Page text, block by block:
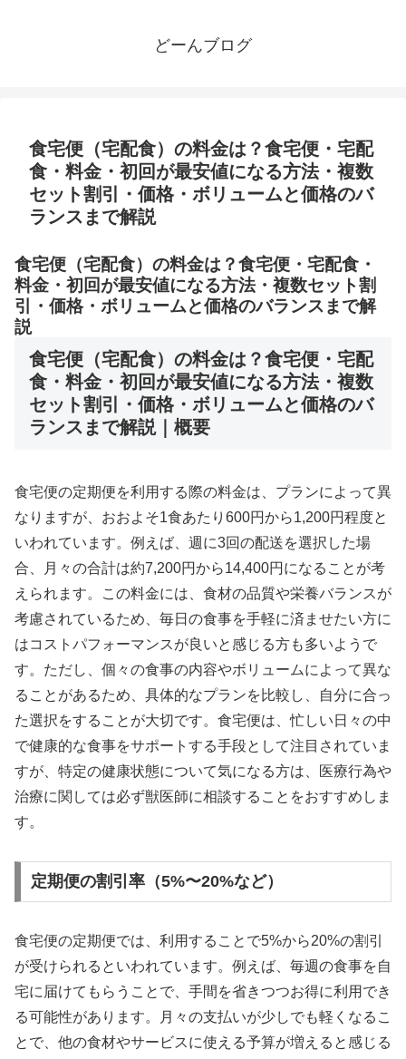
どーんブログ
食宅便（宅配食）の料金は？食宅便・宅配
食・料金・初回が最安値になる方法・複数
セット割引・価格・ボリュームと価格のバ
ランスまで解説
食宅便（宅配食）の料金は？食宅便・宅配食・
料金・初回が最安値になる方法・複数セット割
引・価格・ボリュームと価格のバランスまで解
説
食宅便（宅配食）の料金は？食宅便・宅配
食・料金・初回が最安値になる方法・複数
セット割引・価格・ボリュームと価格のバ
ランスまで解説｜概要
食宅便の定期便を利用する際の料金は、プランによって異
なりますが、おおよそ1食あたり600円から1,200円程度と
いわれています。例えば、週に3回の配送を選択した場
合、月々の合計は約7,200円から14,400円になることが考
えられます。この料金には、食材の品質や栄養バランスが
考慮されているため、毎日の食事を手軽に済ませたい方に
はコストパフォーマンスが良いと感じる方も多いようで
す。ただし、個々の食事の内容やボリュームによって異な
ることがあるため、具体的なプランを比較し、自分に合っ
た選択をすることが大切です。食宅便は、忙しい日々の中
で健康的な食事をサポートする手段として注目されていま
すが、特定の健康状態について気になる方は、医療行為や
治療に関しては必ず獣医師に相談することをおすすめしま
す。
定期便の割引率（5%〜20%など）
食宅便の定期便では、利用することで5%から20%の割引
が受けられるといわれています。例えば、毎週の食事を自
宅に届けてもらうことで、手間を省きつつお得に利用でき
る可能性があります。月々の支払いが少しでも軽くなるこ
とで、他の食材やサービスに使える予算が増えると感じる